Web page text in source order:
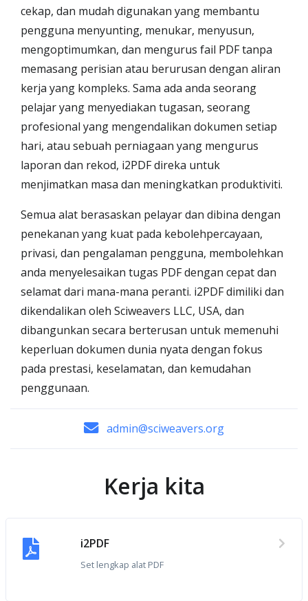
cekap, dan mudah digunakan yang membantu
pengguna menyunting, menukar, menyusun,
mengoptimumkan, dan mengurus fail PDF tanpa
memasang perisian atau berurusan dengan aliran
kerja yang kompleks. Sama ada anda seorang
pelajar yang menyediakan tugasan, seorang
profesional yang mengendalikan dokumen setiap
hari, atau sebuah perniagaan yang mengurus
laporan dan rekod, i2PDF direka untuk
menjimatkan masa dan meningkatkan produktiviti.
Semua alat berasaskan pelayar dan dibina dengan
penekanan yang kuat pada kebolehpercayaan,
privasi, dan pengalaman pengguna, membolehkan
anda menyelesaikan tugas PDF dengan cepat dan
selamat dari mana-mana peranti. i2PDF dimiliki dan
dikendalikan oleh Sciweavers LLC, USA, dan
dibangunkan secara berterusan untuk memenuhi
keperluan dokumen dunia nyata dengan fokus
pada prestasi, keselamatan, dan kemudahan
penggunaan.
admin@sciweavers.org
Kerja kita
i2PDF
Set lengkap alat PDF